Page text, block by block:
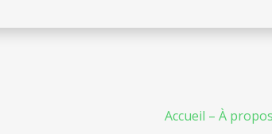
Accueil – À